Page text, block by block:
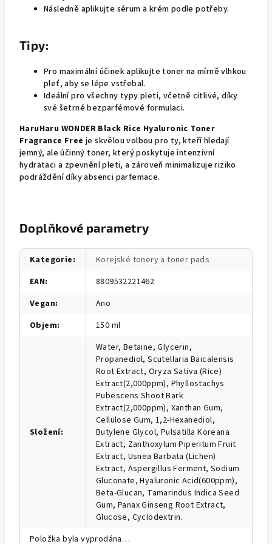
Následně aplikujte sérum a krém podle potřeby.
Tipy:
Pro maximální účinek aplikujte toner na mírně vlhkou
pleť, aby se lépe vstřebal.
Ideální pro všechny typy pleti, včetně citlivé, díky
své šetrné bezparfémové formulaci.
HaruHaru WONDER Black Rice Hyaluronic Toner
Fragrance Free je skvělou volbou pro ty, kteří hledají
jemný, ale účinný toner, který poskytuje intenzivní
hydrataci a zpevnění pleti, a zároveň minimalizuje riziko
podráždění díky absenci parfemace.
Doplňkové parametry
Kategorie:
Korejské tonery a toner pads
EAN:
8809532221462
Vegan:
Ano
Objem: 150 ml
Složení:
Water, Betaine, Glycerin,
Propanediol, Scutellaria Baicalensis
Root Extract, Oryza Sativa (Rice)
Extract(2,000ppm), Phyllostachys
Pubescens Shoot Bark
Extract(2,000ppm), Xanthan Gum,
Cellulose Gum, 1,2-Hexanediol,
Butylene Glycol, Pulsatilla Koreana
Extract, Zanthoxylum Piperitum Fruit
Extract, Usnea Barbata (Lichen)
Extract, Aspergillus Ferment, Sodium
Gluconate, Hyaluronic Acid(600ppm),
Beta-Glucan, Tamarindus Indica Seed
Gum, Panax Ginseng Root Extract,
Glucose, Cyclodextrin.
Položka byla vyprodána…